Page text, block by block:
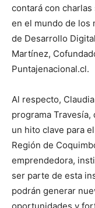
contará con
en el mundo de los
de Desarrollo
Martínez,
Puntajenacional.cl.
Al respecto,
programa
un hito clave para
Región de
emprendedora,
ser parte de esta
podrán generar